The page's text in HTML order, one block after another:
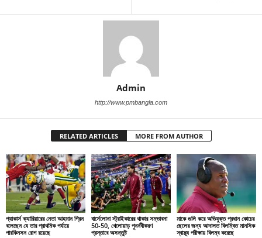
Admin
http://www.pmbangla.com
RELATED ARTICLES MORE FROM AUTHOR
প্যাকার্স ক্যারিয়ারের নেতা আহমান গ্রিন
বলেছেন যে তার প্রাথমিক পর্যায়ে
পারকিনসন রোগ রয়েছে
বার্সেলোনা স্ট্রাইকারের থাকার সম্ভাবনা
50-50, খেলোয়াড় পুনর্নবীকরণ
প্রস্তাবে অসন্তুষ্ট
মাকে গুলি করে অভিযুক্ত প্রধান কোচের
ছেলের জন্য আদালত বিলম্বিত মানসিক
স্বাস্থ্য পরীক্ষায় বিলম্ব করেছে